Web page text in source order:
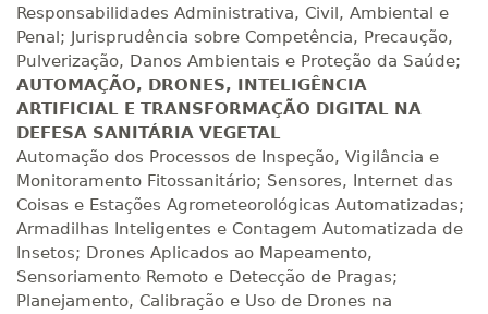
Responsabilidades Administrativa, Civil, Ambiental e
Penal; Jurisprudência sobre Competência, Precaução,
Pulverização, Danos Ambientais e Proteção da Saúde;
AUTOMAÇÃO, DRONES, INTELIGÊNCIA
ARTIFICIAL E TRANSFORMAÇÃO DIGITAL NA
DEFESA SANITÁRIA VEGETAL
Automação dos Processos de Inspeção, Vigilância e
Monitoramento Fitossanitário; Sensores, Internet das
Coisas e Estações Agrometeorológicas Automatizadas;
Armadilhas Inteligentes e Contagem Automatizada de
Insetos; Drones Aplicados ao Mapeamento,
Sensoriamento Remoto e Detecção de Pragas;
Planejamento, Calibração e Uso de Drones na